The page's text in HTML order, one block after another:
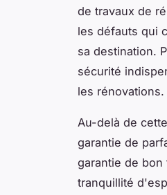
de travaux de
les défauts qui
sa destination.
sécurité
les rénovations.
Au-delà de
garantie de
garantie de
tranquillité